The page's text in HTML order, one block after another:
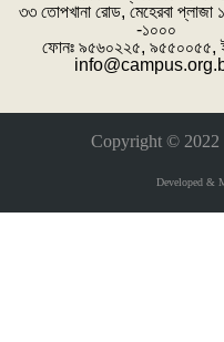
৩৩ তোপখানা রোড, মেহেরবা প্লাজা
-১০০০
ফোনঃ ৯৫৬০২২৫, ৯৫৫০০৫৫,
Copyright © 2022
Developed &